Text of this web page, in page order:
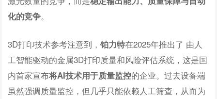
化的竞争。
3D打印技术参考注意到，铂力特在2025年推出了 由人
工智能驱动的金属3D打印质量和风险评估系统，这是国
内首家宣布将AI技术用于质量监控的企业。过去设备端
虽然强调质量监控，但几乎只能依赖人工筛查，从而为